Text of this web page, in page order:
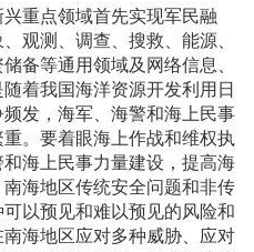
重点领域首先实现军民融
观测、调查、搜救、能源、
备等通用领域及网络信息、
着我国海洋资源开发利用日
发，海军、海警和海上民事
。要着眼海上作战和维权执
海上民事力量建设，提高海
海地区传统安全问题和非传
以预见和难以预见的风险和
海地区应对多种威胁、应对